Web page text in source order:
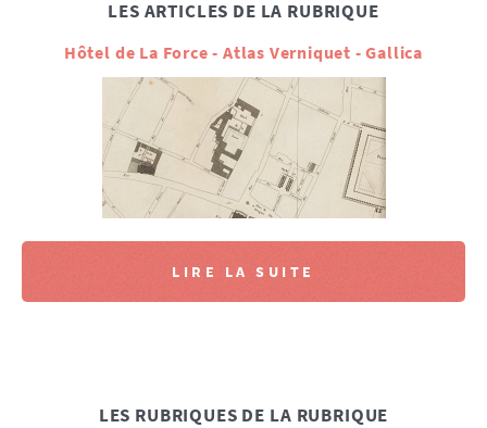
LES ARTICLES DE LA RUBRIQUE
Hôtel de La Force - Atlas Verniquet - Gallica
LIRE LA SUITE
LES RUBRIQUES DE LA RUBRIQUE